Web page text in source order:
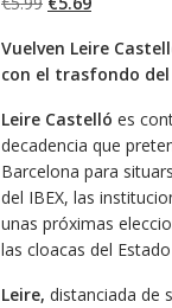
original
era:
actual
es:
Vuelven Leire
con el trasfondo del
Leire Castelló es
decadencia que
Barcelona para
del IBEX, las
unas próximas
las cloacas del
Leire, distanciada de